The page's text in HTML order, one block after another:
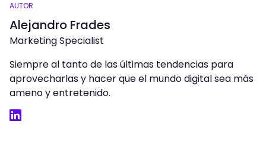
AUTOR
Alejandro Frades
Marketing Specialist
Siempre al tanto de las últimas tendencias para
aprovecharlas y hacer que el mundo digital sea más
ameno y entretenido.